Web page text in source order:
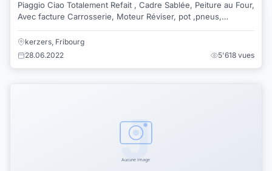
Piaggio Ciao Totalement Refait , Cadre Sablée, Peiture au Four,
Avec facture Carrosserie, Moteur Réviser, pot ,pneus,
kerzers, Fribourg
28.06.2022
5'618 vues